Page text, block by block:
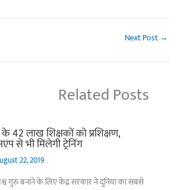
Next Post →
Related Posts
42 लाख शिक्षकों को प्रशिक्षण,
से भी मिलेगी ट्रेनिंग
22, 2019
गुरु बनाने के लिए केंद्र सरकार ने दुनिया का सबसे